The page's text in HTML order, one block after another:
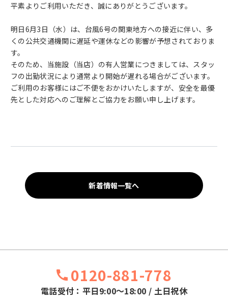
平素よりご利用いただき、誠にありがとうございます。
明日6月3日（水）は、台風6号の関東地方への接近に伴い、多
くの公共交通機関に遅延や運休などの影響が予想されておりま
す。
そのため、当施設（当店）の有人営業につきましては、スタッ
フの出勤状況により通常より開始が遅れる場合がございます。
ご利用のお客様にはご不便をおかけいたしますが、安全を最優
先とした対応へのご理解とご協力をお願い申し上げます。
新着情報一覧へ
0120-881-778
電話受付：平日9:00～18:00 / 土日祝休